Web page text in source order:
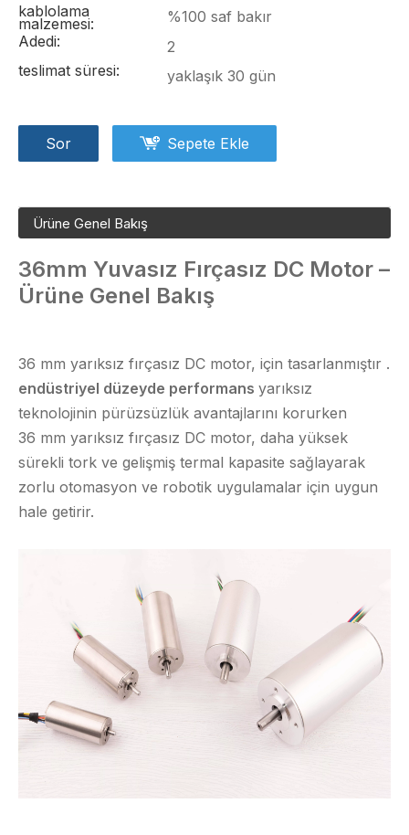
kablolama
malzemesi:
%100 saf bakır
Adedi:
2
teslimat süresi:
yaklaşık 30 gün
Sor Sepete Ekle
Ürüne Genel Bakış
36mm Yuvasız Fırçasız DC Motor –
Ürüne Genel Bakış
36 mm yarıksız fırçasız DC motor, için tasarlanmıştır .
endüstriyel düzeyde performans yarıksız
teknolojinin pürüzsüzlük avantajlarını korurken
36 mm yarıksız fırçasız DC motor, daha yüksek
sürekli tork ve gelişmiş termal kapasite sağlayarak
zorlu otomasyon ve robotik uygulamalar için uygun
hale getirir.